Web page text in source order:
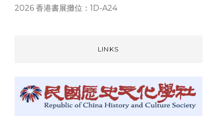
2026 香港書展攤位：1D-A24
LINKS